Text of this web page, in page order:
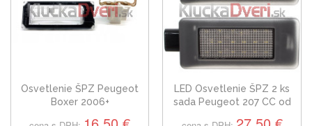
Osvetlenie ŠPZ Peugeot
Boxer 2006+
LED Osvetlenie ŠPZ 2 ks
sada Peugeot 207 CC od